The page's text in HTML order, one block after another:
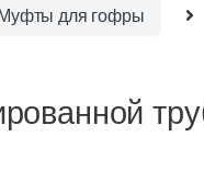
для гофры